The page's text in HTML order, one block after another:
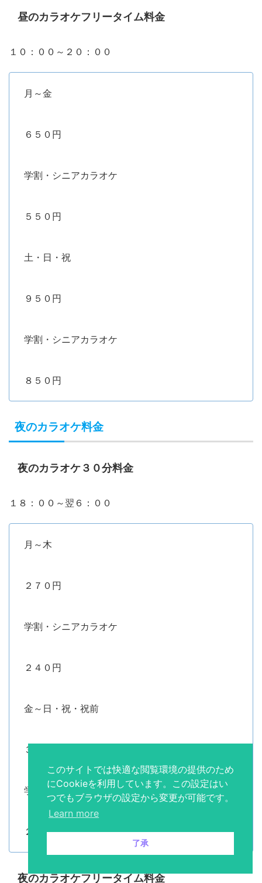
昼のカラオケフリータイム料金
１０：００～２０：００
月～金
６５０円
学割・シニアカラオケ
５５０円
土・日・祝
９５０円
学割・シニアカラオケ
８５０円
夜のカラオケ料金
夜のカラオケ３０分料金
１８：００～翌６：００
月～木
２７０円
学割・シニアカラオケ
２４０円
金～日・祝・祝前
３００円
学割・シニアカラオケ
２７０円
夜のカラオケフリータイム料金
このサイトでは快適な閲覧環境の提供のため
にCookieを利用しています。この設定はい
つでもブラウザの設定から変更が可能です。
Learn more
了承